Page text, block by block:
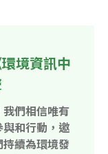
境資訊中
我們相信唯有
和行動，邀
續為環境發